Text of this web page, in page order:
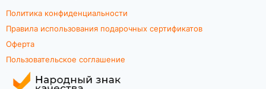
Политика конфиденциальности
Правила использования подарочных сертификатов
Оферта
Пользовательское соглашение